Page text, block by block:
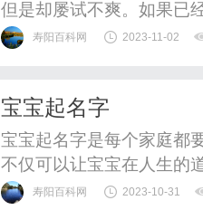
但是却屡试不爽。如果已
寿阳百科网 2023-11-02
宝宝起名字
宝宝起名字是每个家庭都
不仅可以让宝宝在人生的
期望。下面是一些关于宝
寿阳百科网 2023-10-31